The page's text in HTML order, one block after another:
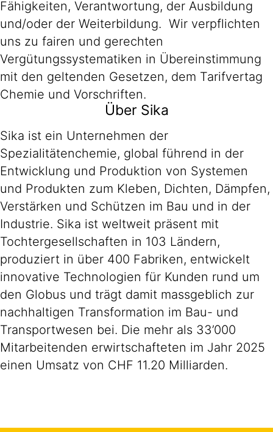
Fähigkeiten, Verantwortung, der Ausbildung
und/oder der Weiterbildung. Wir verpflichten
uns zu fairen und gerechten
Vergütungssystematiken in Übereinstimmung
mit den geltenden Gesetzen, dem Tarifvertag
Chemie und Vorschriften.
Über Sika
Sika ist ein Unternehmen der
Spezialitätenchemie, global führend in der
Entwicklung und Produktion von Systemen
und Produkten zum Kleben, Dichten, Dämpfen,
Verstärken und Schützen im Bau und in der
Industrie. Sika ist weltweit präsent mit
Tochtergesellschaften in 103 Ländern,
produziert in über 400 Fabriken, entwickelt
innovative Technologien für Kunden rund um
den Globus und trägt damit massgeblich zur
nachhaltigen Transformation im Bau- und
Transportwesen bei. Die mehr als 33’000
Mitarbeitenden erwirtschafteten im Jahr 2025
einen Umsatz von CHF 11.20 Milliarden.